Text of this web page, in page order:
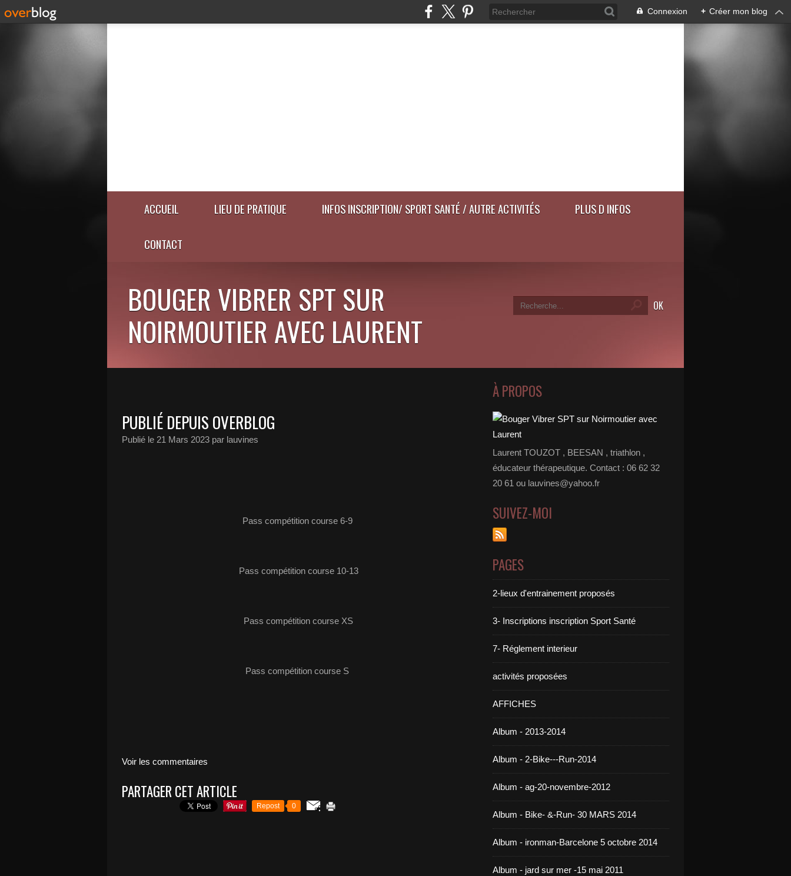
Connexion + Créer mon blog
ACCUEIL LIEU DE PRATIQUE INFOS INSCRIPTION/ SPORT SANTÉ / AUTRE ACTIVITÉS PLUS D INFOS
CONTACT
BOUGER VIBRER SPT SUR
NOIRMOUTIER AVEC LAURENT
PUBLIÉ DEPUIS OVERBLOG
Publié le 21 Mars 2023 par lauvines
Pass compétition course 6-9
Pass compétition course 10-13
Pass compétition course XS
Pass compétition course S
Voir les commentaires
PARTAGER CET ARTICLE
Repost 0
À PROPOS
Laurent TOUZOT , BEESAN , triathlon ,
éducateur thérapeutique. Contact : 06 62 32
20 61 ou lauvines@yahoo.fr
SUIVEZ-MOI
PAGES
2-lieux d'entrainement proposés
3- Inscriptions inscription Sport Santé
7- Réglement interieur
activités proposées
AFFICHES
Album - 2013-2014
Album - 2-Bike---Run-2014
Album - ag-20-novembre-2012
Album - Bike- &-Run- 30 MARS 2014
Album - ironman-Barcelone 5 octobre 2014
Album - jard sur mer -15 mai 2011